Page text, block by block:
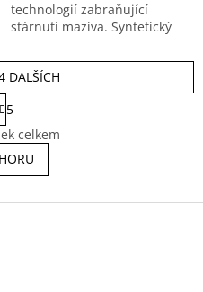
technologií zabraňující
stárnutí maziva. Syntetický
první a servisní plnění
motorů vozidel...
O
v
l
á
DALŠÍCH
S
t
r
á
n
k
v
5
celkem